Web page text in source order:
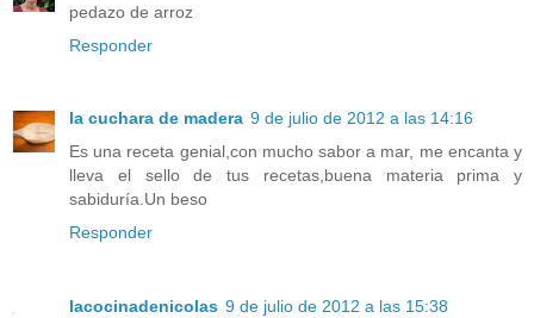
pedazo de arroz
Responder
la cuchara de madera 9 de julio de 2012 a las 14:16
Es una receta genial,con mucho sabor a mar, me encanta y
lleva el sello de tus recetas,buena materia prima y
sabiduría.Un beso
Responder
lacocinadenicolas 9 de julio de 2012 a las 15:38